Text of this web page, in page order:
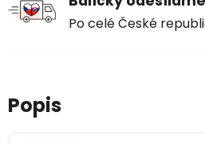
Po celé České
Popis